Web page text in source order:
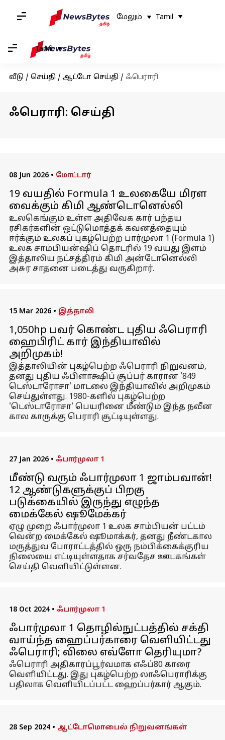
மேலும் Tamil
Tamil
வீடு / செய்தி / ஆட்டோ செய்தி / ஃபெராரி
ஃபெராரி: செய்தி
08 Jun 2026 • மோட்டார்
19 வயதில் Formula 1 உலகையே மிரள
வைக்கும் கிமி ஆண்டொனெல்லி
உலகெங்கும் உள்ள அதிவேக கார் பந்தய
ரசிகர்களின் ஒட்டுமொத்தக் கவனத்தையும்
ஈர்க்கும் உலகப் புகழ்பெற்ற பார்முலா 1 (Formula 1)
உலக சாம்பியன்ஷிப் தொடரில் 19 வயது இளம்
இத்தாலிய நட்சத்திரம் கிமி அன்டோனெல்லி
அசுர சாதனை படைத்து வருகிறார்.
15 Mar 2026 • இத்தாலி
1,050hp பவர் கொண்ட புதிய ஃபெராரி
ஹைபிரிட் கார் இந்தியாவில்
அறிமுகம்!
இத்தாலியின் புகழ்பெற்ற ஃபெராரி நிறுவனம்,
தனது புதிய ஃபிளாக்ஷிப் சூப்பர் காரான '849
டெஸ்டாரோசா' மாடலை இந்தியாவில் அறிமுகம்
செய்துள்ளது. 1980-களில் புகழ்பெற்ற
'டெஸ்டாரோசா' பெயரினை மீண்டும் இந்த நவீன
கால காருக்கு பெராரி சூட்டியுள்ளது.
27 Jan 2026 • ஃபார்முலா 1
மீண்டு வரும் ஃபார்முலா 1 ஜாம்பவான்!
12 ஆண்டுகளுக்குப் பிறகு
படுக்கையில் இருந்து எழுந்த
மைக்கேல் ஷூமேக்கர்
ஏழு முறை ஃபார்முலா 1 உலக சாம்பியன் பட்டம்
வென்ற மைக்கேல் ஷூமாக்கர், தனது நீண்டகால
மருத்துவ போராட்டத்தில் ஒரு நம்பிக்கைக்குரிய
நிலையை எட்டியுள்ளதாக சர்வதேச ஊடகங்கள்
செய்தி வெளியிட்டுள்ளன.
18 Oct 2024 • ஃபார்முலா 1
ஃபார்முலா 1 தொழில்நுட்பத்தில் சக்தி
வாய்ந்த ஹைப்பர்காரை வெளியிட்டது
ஃபெராரி; விலை எவ்ளோ தெரியுமா?
ஃபெராரி அதிகாரப்பூர்வமாக எஃப்80 காரை
வெளியிட்டது. இது புகழ்பெற்ற லாஃபெராரிக்கு
பதிலாக வெளியிடப்பட்ட ஹைப்பர்கார் ஆகும்.
28 Sep 2024 • ஆட்டோமொபைல் நிறுவனங்கள்